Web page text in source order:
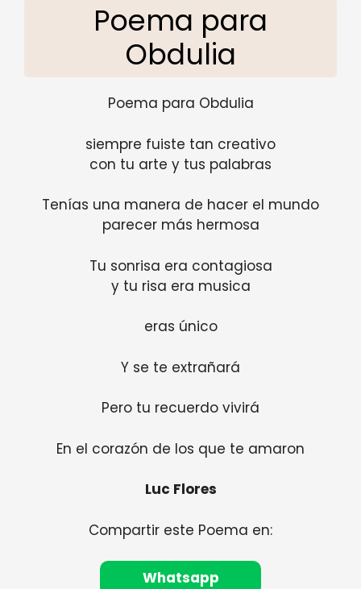
Poema para
Obdulia
Poema para Obdulia
siempre fuiste tan creativo
con tu arte y tus palabras
Tenías una manera de hacer el mundo
parecer más hermosa
Tu sonrisa era contagiosa
y tu risa era musica
eras único
Y se te extrañará
Pero tu recuerdo vivirá
En el corazón de los que te amaron
Luc Flores
Compartir este Poema en:
Whatsapp